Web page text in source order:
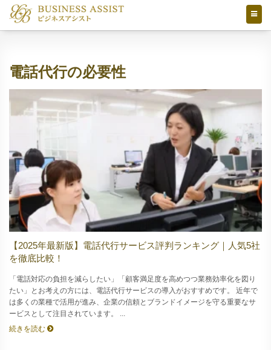
電話代行の必要性
【2025年最新版】電話代行サービス評判ランキング｜人気5社
を徹底比較！
「電話対応の負担を減らしたい」「顧客満足度を高めつつ業務効率化を図り
たい」とお考えの方には、電話代行サービスの導入がおすすめです。 近年で
は多くの業種で活用が進み、企業の信頼とブランドイメージを守る重要なサ
ービスとして注目されています。 ...
続きを読む